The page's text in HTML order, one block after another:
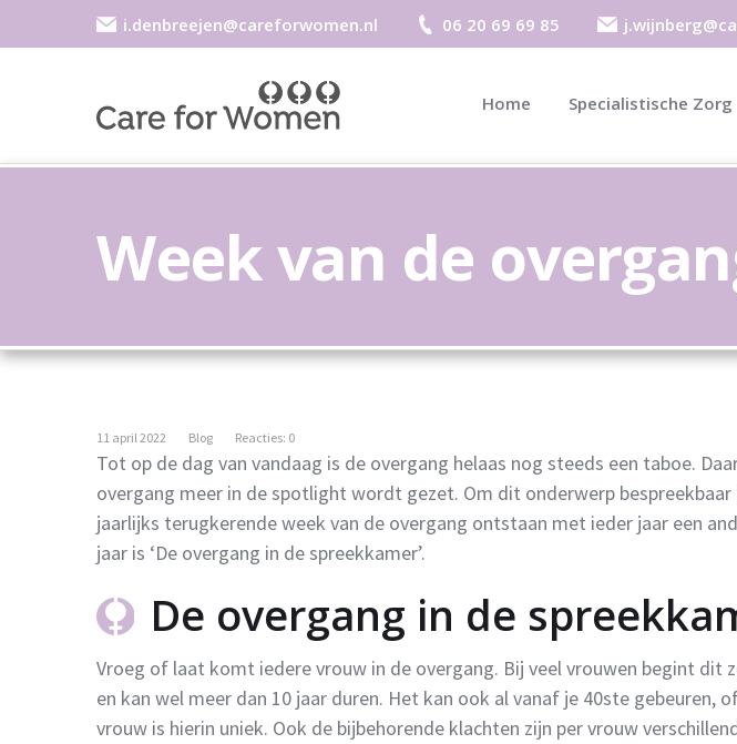
i.denbreejen@careforwomen.nl 06 20 69 69 85
Home Specialistische Zorg
Week van de
11 april 2022 Blog Reacties: 0
Tot op de dag van vandaag is de overgang helaas nog steeds een taboe.
overgang meer in de spotlight wordt gezet. Om dit onderwerp bespreekbaar
jaarlijks terugkerende week van de overgang ontstaan met ieder jaar een
jaar is ‘De overgang in de spreekkamer’.
De overgang in de
Vroeg of laat komt iedere vrouw in de overgang. Bij veel vrouwen begint dit
en kan wel meer dan 10 jaar duren. Het kan ook al vanaf je 40ste gebeuren,
vrouw is hierin uniek. Ook de bijbehorende klachten zijn per vrouw